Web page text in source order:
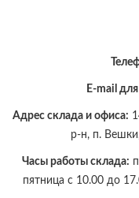
E-mail
Адрес склада и офиса:
р-н, п.
Часы работы склада:
пятница с 10.00 до